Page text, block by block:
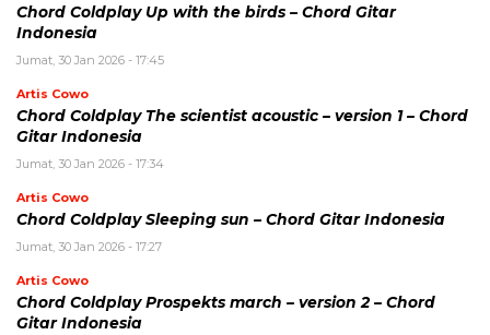
Chord Coldplay Up with the birds – Chord Gitar
Indonesia
Jumat, 30 Jan 2026 - 17:45
Artis Cowo
Chord Coldplay The scientist acoustic – version 1 – Chord
Gitar Indonesia
Jumat, 30 Jan 2026 - 17:34
Artis Cowo
Chord Coldplay Sleeping sun – Chord Gitar Indonesia
Jumat, 30 Jan 2026 - 17:27
Artis Cowo
Chord Coldplay Prospekts march – version 2 – Chord
Gitar Indonesia